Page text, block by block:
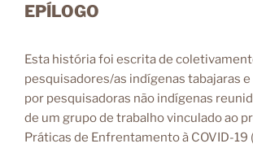
EPÍLOGO
Esta história foi escrita de
pesquisadores/as indígenas tabajaras
por pesquisadoras não indígenas
de um grupo de trabalho vinculado ao
Práticas de Enfrentamento à COVID-19